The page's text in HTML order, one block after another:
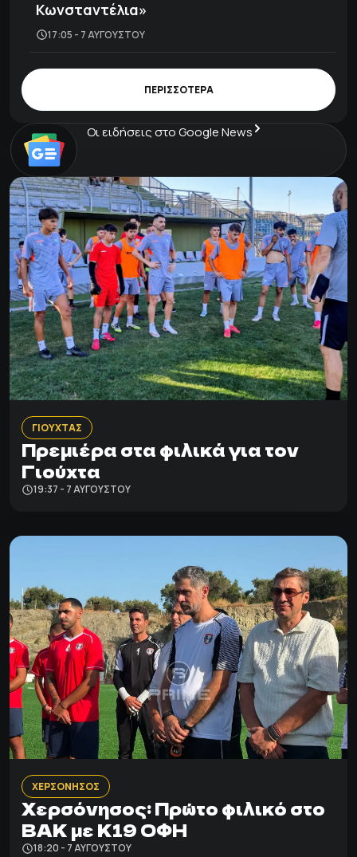
Κωνσταντέλια»
17:05 - 7 ΑΥΓΟΎΣΤΟΥ
ΠΕΡΙΣΣΟΤΕΡΑ
Οι ειδήσεις στο Google News
ΓΙΟΥΧΤΑΣ
Πρεμιέρα στα φιλικά για τον
Γιούχτα
19:37 - 7 ΑΥΓΟΎΣΤΟΥ
ΧΕΡΣΟΝΗΣΟΣ
Χερσόνησος: Πρώτο φιλικό στο
ΒΑΚ με Κ19 ΟΦΗ
18:20 - 7 ΑΥΓΟΎΣΤΟΥ